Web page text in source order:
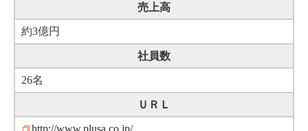
売上高
約3億円
社員数
26名
ＵＲＬ
http://www.plusa.co.jp/